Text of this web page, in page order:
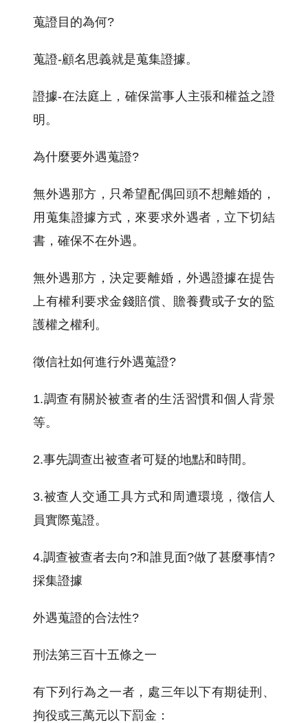
蒐證目的為何?
蒐證-顧名思義就是蒐集證據。
證據-在法庭上，確保當事人主張和權益之證
明。
為什麼要外遇蒐證?
無外遇那方，只希望配偶回頭不想離婚的，
用蒐集證據方式，來要求外遇者，立下切結
書，確保不在外遇。
無外遇那方，決定要離婚，外遇證據在提告
上有權利要求金錢賠償、贍養費或子女的監
護權之權利。
徵信社如何進行外遇蒐證?
1.調查有關於被查者的生活習慣和個人背景
等。
2.事先調查出被查者可疑的地點和時間。
3.被查人交通工具方式和周遭環境，徵信人
員實際蒐證。
4.調查被查者去向?和誰見面?做了甚麼事情?
採集證據
外遇蒐證的合法性?
刑法第三百十五條之一
有下列行為之一者，處三年以下有期徒刑、
拘役或三萬元以下罰金：